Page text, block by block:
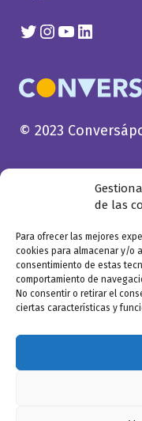
de las
Para ofrecer las mejores
cookies para almacenar y/o
consentimiento de estas
comportamiento de
No consentir o retirar el
ciertas características y
Twitter
Instagram
YouTube
Linkedin
© 2023